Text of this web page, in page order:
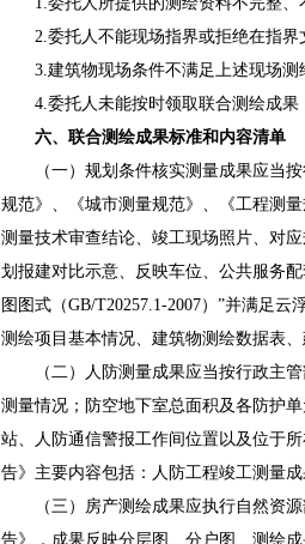
2.委托人不能现场指界或拒绝在指界
3.建筑物现场条件不满足上述现场测
4.委托人未能按时领取联合测绘成果
六、联合测绘成果标准和内容清单
（一）规划条件核实测量成果应当按
规范》、《城市测量规范》、《工程测
测量技术审查结论、竣工现场照片、对
划报建对比示意、反映车位、公共服务
图图式（GB/T20257.1-2007）”并满足
测绘项目基本情况、建筑物测绘数据表、
（二）人防测量成果应当按行政主管
测量情况；防空地下室总面积及各防护
站、人防通信警报工作间位置以及位于
告》主要内容包括：人防工程竣工测量
（三）房产测绘成果应执行自然资源
告》，成果反映分层图、分户图、测绘